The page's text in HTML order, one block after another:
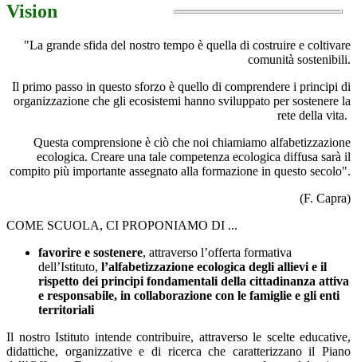
Vision
"La grande sfida del nostro tempo è quella di costruire e coltivare
comunità sostenibili.
Il primo passo in questo sforzo è quello di comprendere i principi di
organizzazione che gli ecosistemi hanno sviluppato per sostenere la
rete della vita.
Questa comprensione è ciò che noi chiamiamo alfabetizzazione
ecologica. Creare una tale competenza ecologica diffusa sarà il
compito più importante assegnato alla formazione in questo secolo".
(F. Capra)
COME SCUOLA, CI PROPONIAMO DI ...
favorire e sostenere, attraverso l’offerta formativa
dell’Istituto, l’alfabetizzazione ecologica degli allievi e il
rispetto dei principi fondamentali della cittadinanza attiva
e responsabile, in collaborazione con le famiglie e gli enti
territoriali
Il nostro Istituto intende contribuire, attraverso le scelte educative,
didattiche, organizzative e di ricerca che caratterizzano il Piano